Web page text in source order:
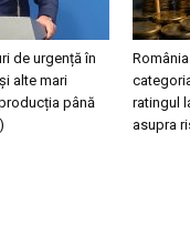
de urgență în
alte mari
până
ratingul
asupra